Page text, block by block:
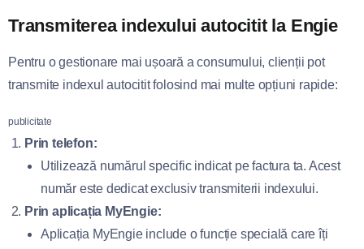
Transmiterea indexului autocitit la Engie
Pentru o gestionare mai ușoară a consumului, clienții pot
transmite indexul autocitit folosind mai multe opțiuni rapide:
publicitate
Prin telefon:
Utilizează numărul specific indicat pe factura ta. Acest
număr este dedicat exclusiv transmiterii indexului.
Prin aplicația MyEngie:
Aplicația MyEngie include o funcție specială care îți